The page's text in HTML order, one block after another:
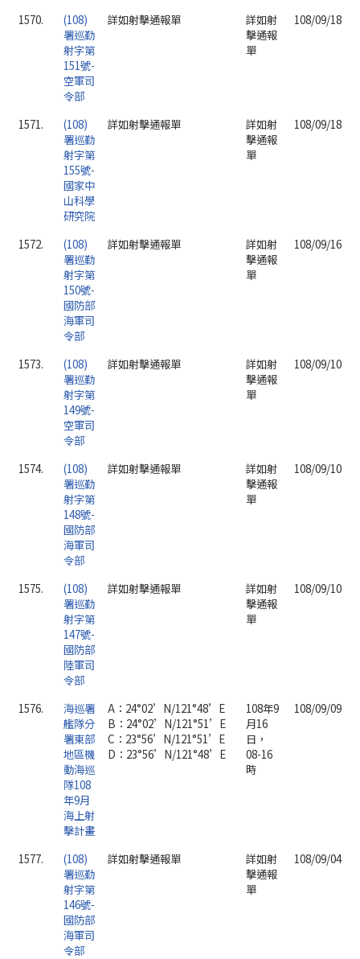
1570.
(108)
署巡勤
射字第
151號-
空軍司
令部
詳如射擊通報單
詳如射
擊通報
單
108/09/18
1571.
(108)
署巡勤
射字第
155號-
國家中
山科學
研究院
詳如射擊通報單
詳如射
擊通報
單
108/09/18
1572.
(108)
署巡勤
射字第
150號-
國防部
海軍司
令部
詳如射擊通報單
詳如射
擊通報
單
108/09/16
1573.
(108)
署巡勤
射字第
149號-
空軍司
令部
詳如射擊通報單
詳如射
擊通報
單
108/09/10
1574.
(108)
署巡勤
射字第
148號-
國防部
海軍司
令部
詳如射擊通報單
詳如射
擊通報
單
108/09/10
1575.
(108)
署巡勤
射字第
147號-
國防部
陸軍司
令部
詳如射擊通報單
詳如射
擊通報
單
108/09/10
1576.
海巡署
艦隊分
署東部
地區機
動海巡
隊108
年9月
海上射
擊計畫
A：24°02’N/121°48’E
B：24°02’N/121°51’E
C：23°56’N/121°51’E
D：23°56’N/121°48’E
108年9
月16
日，
08-16
時
108/09/09
1577.
(108)
署巡勤
射字第
146號-
國防部
海軍司
令部
詳如射擊通報單
詳如射
擊通報
單
108/09/04